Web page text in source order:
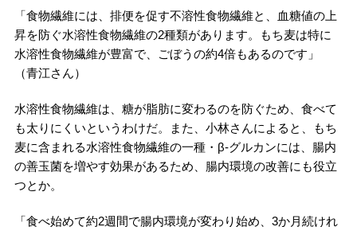
「食物繊維には、排便を促す不溶性食物繊維と、血糖値の上
昇を防ぐ水溶性食物繊維の2種類があります。もち麦は特に
水溶性食物繊維が豊富で、ごぼうの約4倍もあるのです」
（青江さん）
水溶性食物繊維は、糖が脂肪に変わるのを防ぐため、食べて
も太りにくいというわけだ。また、小林さんによると、もち
麦に含まれる水溶性食物繊維の一種・β‐グルカンには、腸内
の善玉菌を増やす効果があるため、腸内環境の改善にも役立
つとか。
「食べ始めて約2週間で腸内環境が変わり始め、3か月続けれ